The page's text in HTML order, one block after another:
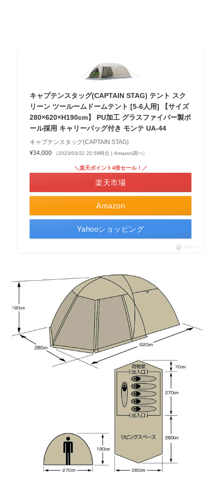
キャプテンスタッグ(CAPTAIN STAG) テント スク
リーン ツールームドームテント [5-6人用] 【サイズ
280×620×H190cm】 PU加工 グラスファイバー製ポ
ール採用 キャリーバッグ付き モンテ UA-44
キャプテンスタッグ(CAPTAIN STAG)
¥34,000
（2023/03/22 20:59時点 | Amazon調べ）
Amazon
＼楽天ポイント4倍セール！／
楽天市場
Yahooショッピング
ポチップ